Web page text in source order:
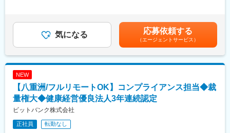
境の中で、即戦力としてご活躍いただける方を歓迎します
変更の範囲：会社の定める業務
■ポジションについて：
グロースマーケティング担当は、ビットバンクのサービス内各種
データの計測および分析を通じて、マーケティング施策やサービ
■募集背景：
当社は日本最大級の暗号資産取引所「bitbank.cc」を運営してお
り、暗号資産の社会浸透を更に推進すべく、事業の拡大を行って
おります。今回、グロース業務を担当していただき、業界の発展
給与補足＞想定年収は月給×12ヶ月時間外手当相当額（45時
間）：154,509円～219,538円※45時間を超える時間外労働分につ
いての割増賃金は追加で支給賃金はあくまでも目安の金額であ
り、選考を通じて上下する可能性があります。月給(月額)は固定手
当を含めた表記です。
気になる 応募依頼する
（エージェントサービス）
NEW
【八重洲/フルリモートOK】コンプライアンス担当◆裁
量権大◆健康経営優良法人3年連続認定
ビットバンク株式会社
正社員 転勤なし